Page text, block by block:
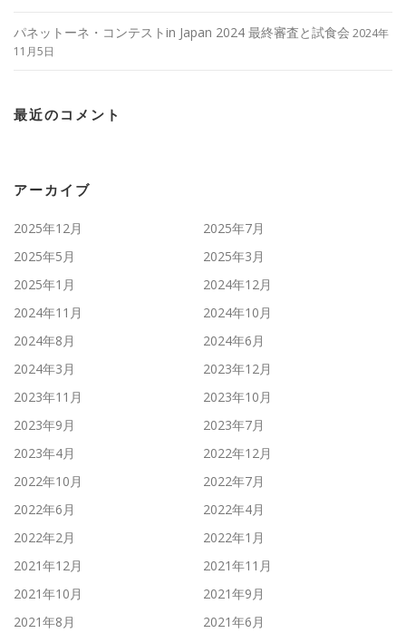
パネットーネ・コンテストin Japan 2024 最終審査と試食会 2024年
11月5日
最近のコメント
アーカイブ
2025年12月
2025年7月
2025年5月
2025年3月
2025年1月
2024年12月
2024年11月
2024年10月
2024年8月
2024年6月
2024年3月
2023年12月
2023年11月
2023年10月
2023年9月
2023年7月
2023年4月
2022年12月
2022年10月
2022年7月
2022年6月
2022年4月
2022年2月
2022年1月
2021年12月
2021年11月
2021年10月
2021年9月
2021年8月
2021年6月